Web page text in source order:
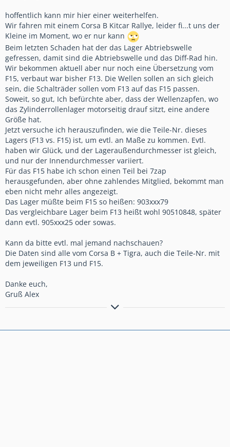
hoffentlich kann mir hier einer weiterhelfen.
Wir fahren mit einem Corsa B Kitcar Rallye, leider fi...t uns der
Kleine im Moment, wo er nur kann
Beim letzten Schaden hat der das Lager Abtriebswelle
gefressen, damit sind die Abtriebswelle und das Diff-Rad hin.
Wir bekommen aktuell aber nur noch eine Übersetzung vom
F15, verbaut war bisher F13. Die Wellen sollen an sich gleich
sein, die Schalträder sollen vom F13 auf das F15 passen.
Soweit, so gut, Ich befürchte aber, dass der Wellenzapfen, wo
das Zylinderrollenlager motorseitig drauf sitzt, eine andere
Größe hat.
Jetzt versuche ich herauszufinden, wie die Teile-Nr. dieses
Lagers (F13 vs. F15) ist, um evtl. an Maße zu kommen. Evtl.
haben wir Glück, und der Lageraußendurchmesser ist gleich,
und nur der Innendurchmesser variiert.
Für das F15 habe ich schon einen Teil bei 7zap
herausgefunden, aber ohne zahlendes Mitglied, bekommt man
eben nicht mehr alles angezeigt.
Das Lager müßte beim F15 so heißen: 903xxx79
Das vergleichbare Lager beim F13 heißt wohl 90510848, später
dann evtl. 905xxx25 oder sowas.
Kann da bitte evtl. mal jemand nachschauen?
Die Daten sind alle vom Corsa B + Tigra, auch die Teile-Nr. mit
dem jeweiligen F13 und F15.
Danke euch,
Gruß Alex
Fehlende Leistung wird durch Wahnsinn ersetzt!!